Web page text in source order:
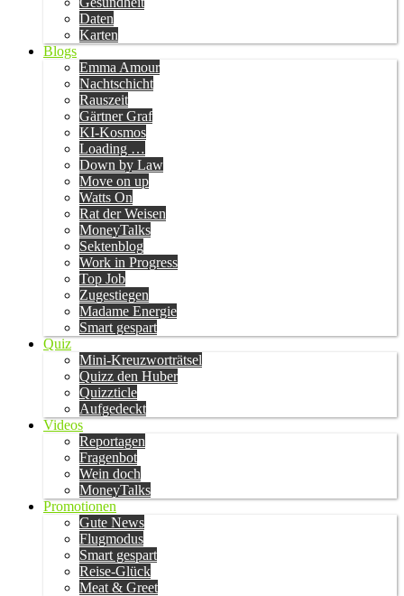
Daten
Karten
Blogs
Emma Amour
Nachtschicht
Rauszeit
Gärtner Graf
KI-Kosmos
Loading …
Down by Law
Move on up
Watts On
Rat der Weisen
MoneyTalks
Sektenblog
Work in Progress
Top Job
Zugestiegen
Madame Energie
Smart gespart
Quiz
Mini-Kreuzworträtsel
Quizz den Huber
Quizzticle
Aufgedeckt
Videos
Reportagen
Fragenbot
Wein doch
MoneyTalks
Promotionen
Gute News
Flugmodus
Smart gespart
Reise-Glück
Meat & Greet